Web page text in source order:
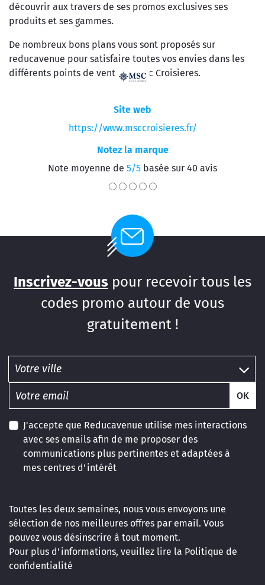
découvrir aux travers de ses promos exclusives ses
produits et ses gammes.
De nombreux bons plans vous sont proposés sur
reducavenue pour satisfaire toutes vos envies dans les
différents points de vente de Msc Croisieres.
Site web
https://www.msccroisieres.fr/
Notez la marque
Note moyenne de 5/5 basée sur 40 avis
Inscrivez-vous pour recevoir tous les
codes promo autour de vous
gratuitement !
OK
J'accepte que Reducavenue utilise mes interactions
avec ses emails afin de me proposer des
communications plus pertinentes et adaptées à
mes centres d'intérêt
Toutes les deux semaines, nous vous envoyons une
sélection de nos meilleures offres par email. Vous
pouvez vous désinscrire à tout moment.
Pour plus d'informations, veuillez lire la Politique de
confidentialité